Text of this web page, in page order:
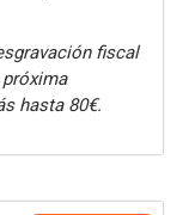
fiscal
próxima
hasta 80€.